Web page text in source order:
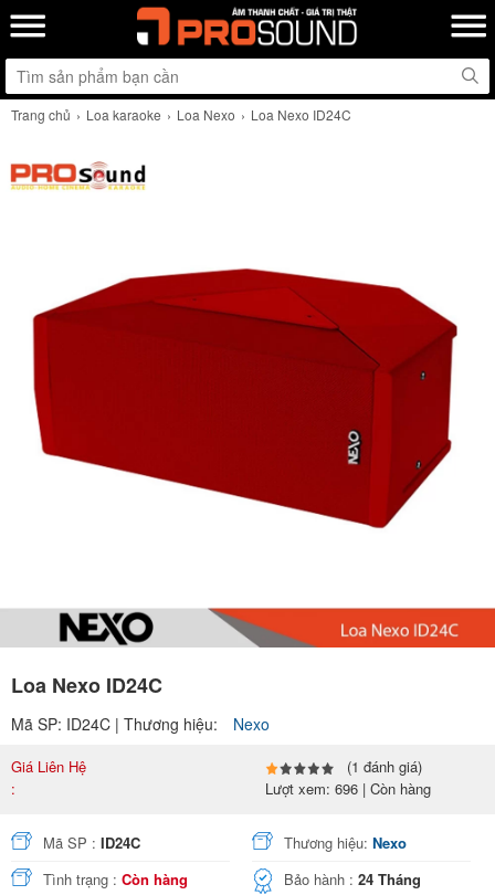
Trang chủ Loa karaoke Loa Nexo Loa Nexo ID24C
Loa Nexo ID24C
Mã SP: ID24C | Thương hiệu: Nexo
Giá Liên Hệ
:
(1 đánh giá)
Lượt xem: 696 | Còn hàng
Mã SP : ID24C Thương hiệu:Nexo
Tình trạng : Còn hàng Bảo hành :24 Tháng